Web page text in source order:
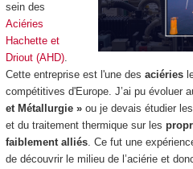
sein des
Aciéries
Hachette et
Driout (AHD).
Cette entreprise est l'une des aciéries
compétitives d'Europe. J’ai pu évoluer
et Métallurgie »ou je devais étudier
et du traitement thermique sur les
faiblement alliés. Ce fut une
de découvrir le milieu de l’aciérie et